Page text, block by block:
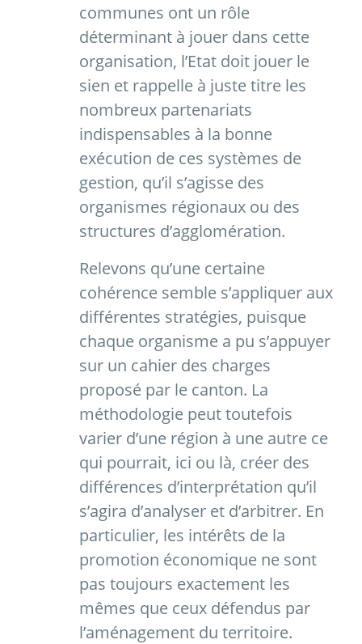
communes ont un rôle
déterminant à jouer dans cette
organisation, l’Etat doit jouer le
sien et rappelle à juste titre les
nombreux partenariats
indispensables à la bonne
exécution de ces systèmes de
gestion, qu’il s’agisse des
organismes régionaux ou des
structures d’agglomération.
Relevons qu’une certaine
cohérence semble s’appliquer aux
différentes stratégies, puisque
chaque organisme a pu s’appuyer
sur un cahier des charges
proposé par le canton. La
méthodologie peut toutefois
varier d’une région à une autre ce
qui pourrait, ici ou là, créer des
différences d’interprétation qu’il
s’agira d’analyser et d’arbitrer. En
particulier, les intérêts de la
promotion économique ne sont
pas toujours exactement les
mêmes que ceux défendus par
l’aménagement du territoire.